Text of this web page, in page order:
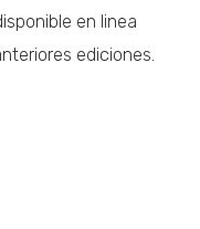
en linea
ediciones.